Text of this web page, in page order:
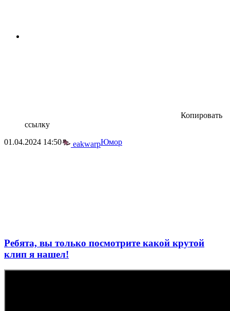
Копировать
ссылку
01.04.2024 14:50 eakwarpЮмор
Ребята, вы только посмотрите какой крутой
клип я нашел!